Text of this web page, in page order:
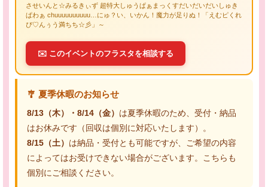
させいんと☆みるきぃず 超特大しゅうぱぁまっくすだいだいだいしゅき
ぱわぁ chuuuuuuuuuu…にゅ？い、いかん！魔力が足りぬ！「えむピくれ
ぴ♡んぅう満ちち☆彡」～
✉️ このイベントのフラスタを相談する
🎐 夏季休暇のお知らせ
8/13（木）・8/14（金） は夏季休暇のため、受付・納品
はお休みです（回収は個別に対応いたします）。
8/15（土） は納品・受付とも可能ですが、ご希望の内容
によってはお受けできない場合がございます。こちらも
個別にご相談ください。